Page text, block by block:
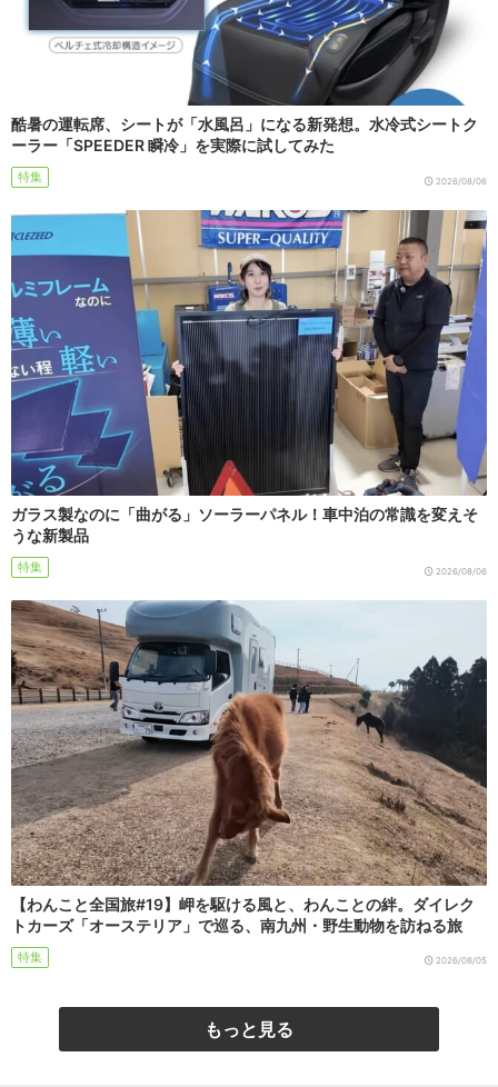
酷暑の運転席、シートが「水風呂」になる新発想。水冷式シートク
ーラー「SPEEDER 瞬冷」を実際に試してみた
特集 2026/08/06
ガラス製なのに「曲がる」ソーラーパネル！車中泊の常識を変えそ
うな新製品
特集 2026/08/06
【わんこと全国旅#19】岬を駆ける風と、わんことの絆。ダイレク
トカーズ「オーステリア」で巡る、南九州・野生動物を訪ねる旅
特集 2026/08/05
もっと見る